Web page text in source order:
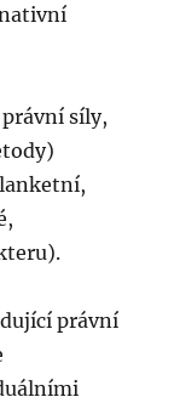
síly,
právní